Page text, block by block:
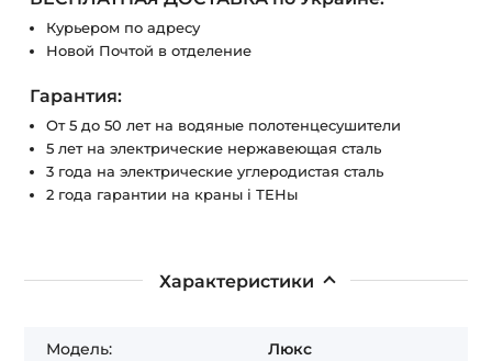
Курьером по адресу
Новой Почтой в отделение
Гарантия:
От 5 до 50 лет на водяные полотенцесушители
5 лет на электрические нержавеющая сталь
3 года на электрические углеродистая сталь
2 года гарантии на краны і ТЕНы
Характеристики
Модель: Люкс